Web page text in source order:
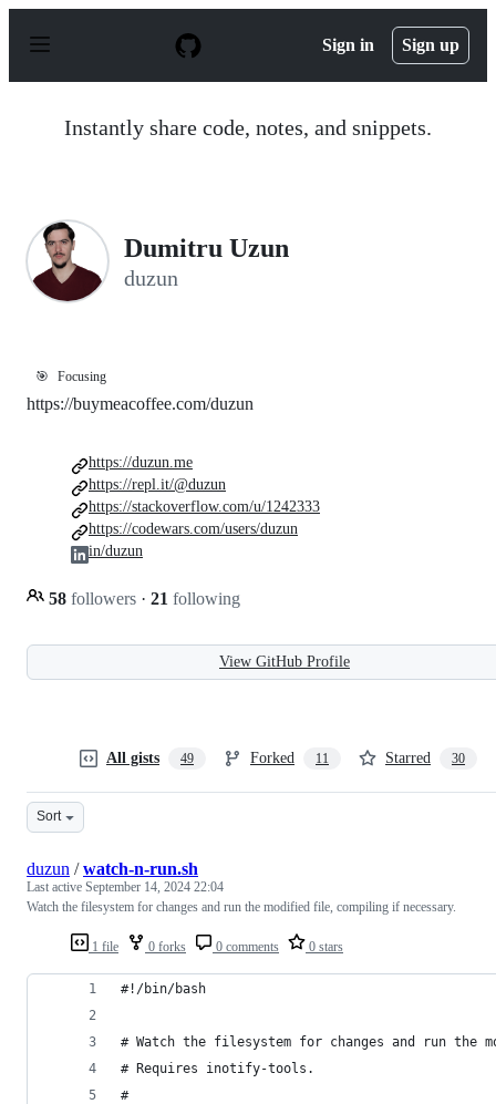
p
Sign in Sign up
Instantly share code, notes, and snippets.
Dumitru Uzun
duzun
🎯 Focusing
https://buymeacoffee.com/duzun
58 followers · 21 following
https://duzun.me
https://repl.it/@duzun
https://stackoverflow.com/u/1242333
https://codewars.com/users/duzun
in/duzun
View GitHub Profile
All gists 49 Forked 11 Starred 30
Sort
1 file 0 forks 0 comments 0 stars
duzun /watch-n-run.sh
Last active September 14, 2024 22:04
Watch the filesystem for changes and run the modified file, compiling if necessary.
#!/bin/bash
# Watch the filesystem for changes and run
# Requires inotify-tools.
#